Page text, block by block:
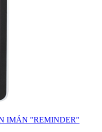
IMÁN "REMINDER"